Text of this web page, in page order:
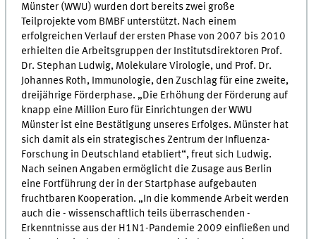
Münster (WWU) wurden dort bereits zwei große
Teilprojekte vom BMBF unterstützt. Nach einem
erfolgreichen Verlauf der ersten Phase von 2007 bis 2010
erhielten die Arbeitsgruppen der Institutsdirektoren Prof.
Dr. Stephan Ludwig, Molekulare Virologie, und Prof. Dr.
Johannes Roth, Immunologie, den Zuschlag für eine zweite,
dreijährige Förderphase. „Die Erhöhung der Förderung auf
knapp eine Million Euro für Einrichtungen der WWU
Münster ist eine Bestätigung unseres Erfolges. Münster hat
sich damit als ein strategisches Zentrum der Influenza-
Forschung in Deutschland etabliert“, freut sich Ludwig.
Nach seinen Angaben ermöglicht die Zusage aus Berlin
eine Fortführung der in der Startphase aufgebauten
fruchtbaren Kooperation. „In die kommende Arbeit werden
auch die - wissenschaftlich teils überraschenden -
Erkenntnisse aus der H1N1-Pandemie 2009 einfließen und